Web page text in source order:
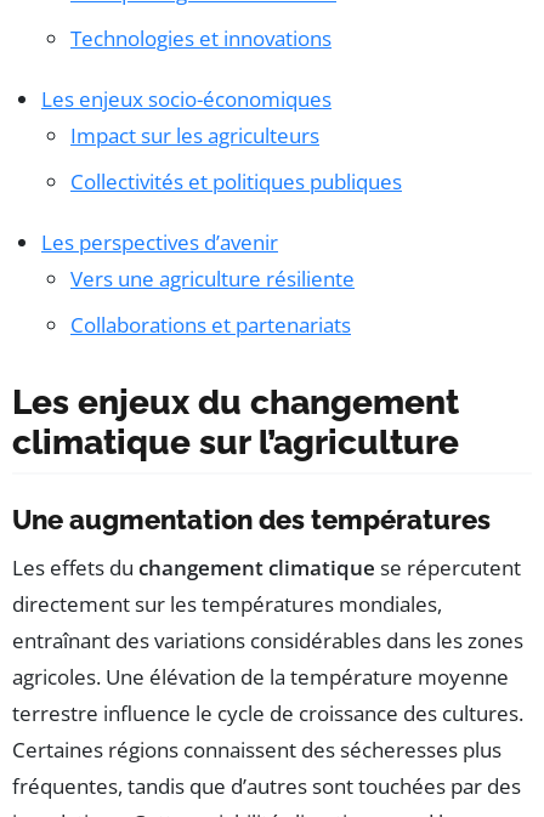
Technologies et innovations
Les enjeux socio-économiques
Impact sur les agriculteurs
Collectivités et politiques publiques
Les perspectives d’avenir
Vers une agriculture résiliente
Collaborations et partenariats
Les enjeux du changement
climatique sur l’agriculture
Une augmentation des températures
Les effets du changement climatique se répercutent
directement sur les températures mondiales,
entraînant des variations considérables dans les zones
agricoles. Une élévation de la température moyenne
terrestre influence le cycle de croissance des cultures.
Certaines régions connaissent des sécheresses plus
fréquentes, tandis que d’autres sont touchées par des